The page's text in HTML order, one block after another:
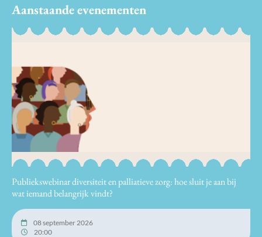
Aanstaande evenementen
Publiekswebinar diversiteit en palliatieve zorg: hoe sluit je aan bij
wat iemand belangrijk vindt?
08 september 2026
20:00